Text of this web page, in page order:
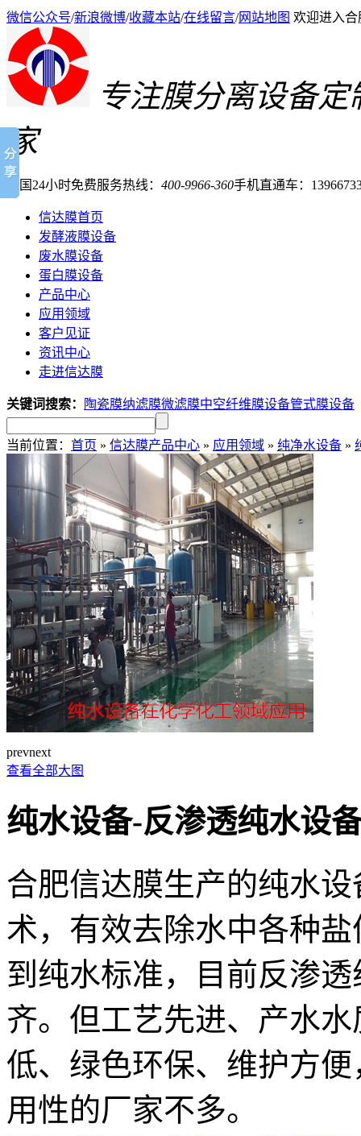
微信公众号/新浪微博/收藏本站/在线留言/网站地图 欢迎进入
专注膜分离设备定
家
全国24小时免费服务热线： 400-9966-360手机直通车：
信达膜首页
发酵液膜设备
废水膜设备
蛋白膜设备
产品中心
应用领域
客户见证
资讯中心
走进信达膜
关键词搜索： 陶瓷膜纳滤膜微滤膜中空纤维膜设备管式膜设备
当前位置： 首页 » 信达膜产品中心 » 应用领域 » 纯净水设备 »
prevnext
查看全部大图
纯水设备-反渗透纯水设
合肥信达膜生产的纯水
术，有效去除水中各种
到纯水标准，目前反渗
齐。但工艺先进、产水
低、绿色环保、维护方
用性的厂家不多。